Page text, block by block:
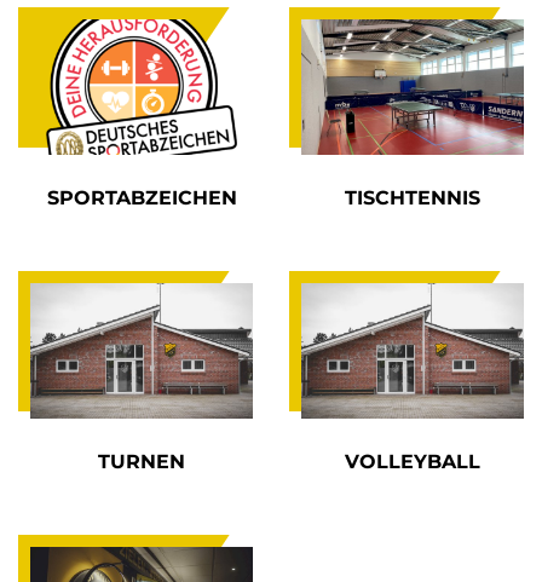
SPORTABZEICHEN TISCHTENNIS
TURNEN VOLLEYBALL